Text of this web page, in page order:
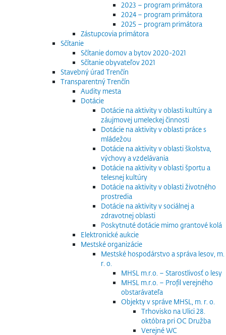
2023 – program primátora
2024 – program primátora
2025 – program primátora
Zástupcovia primátora
Sčítanie
Sčítanie domov a bytov 2020-2021
Sčítanie obyvateľov 2021
Stavebný úrad Trenčín
Transparentný Trenčín
Audity mesta
Dotácie
Dotácie na aktivity v oblasti kultúry a
záujmovej umeleckej činnosti
Dotácie na aktivity v oblasti práce s
mládežou
Dotácie na aktivity v oblasti školstva,
výchovy a vzdelávania
Dotácie na aktivity v oblasti športu a
telesnej kultúry
Dotácie na aktivity v oblasti životného
prostredia
Dotácie na aktivity v sociálnej a
zdravotnej oblasti
Poskytnuté dotácie mimo grantové kolá
Elektronické aukcie
Mestské organizácie
Mestské hospodárstvo a správa lesov, m.
r. o.
MHSL m.r.o. – Starostlivosť o lesy
MHSL m.r.o. – Profil verejného
obstarávateľa
Objekty v správe MHSL, m. r. o.
Trhovisko na Ulici 28.
októbra pri OC Družba
Verejné WC